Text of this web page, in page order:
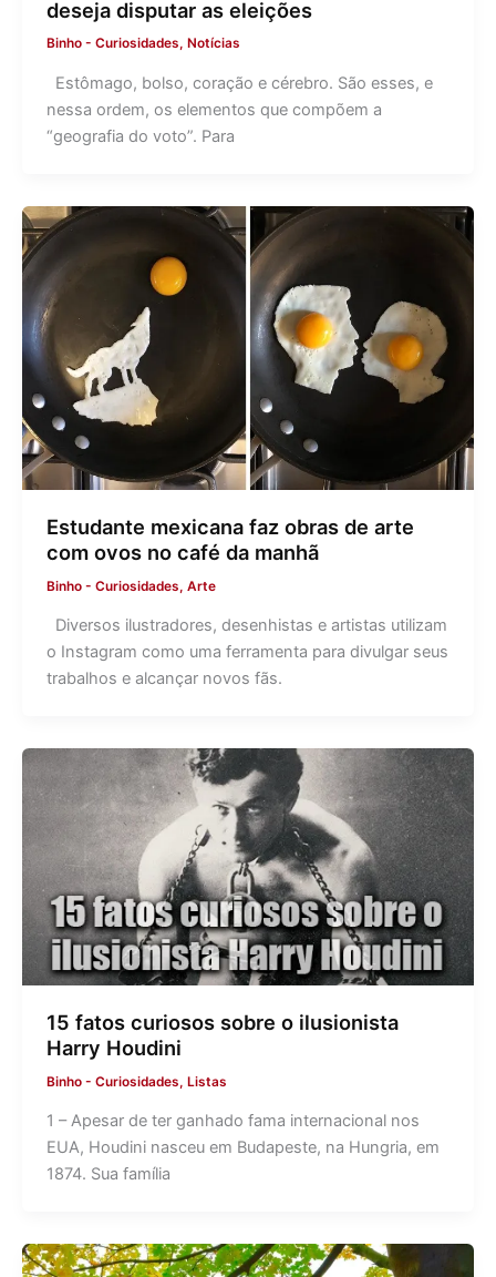
deseja disputar as eleições
Binho - Curiosidades, Notícias
Estômago, bolso, coração e cérebro. São esses, e
nessa ordem, os elementos que compõem a
“geografia do voto”. Para
Estudante mexicana faz obras de arte
com ovos no café da manhã
Binho - Curiosidades, Arte
Diversos ilustradores, desenhistas e artistas utilizam
o Instagram como uma ferramenta para divulgar seus
trabalhos e alcançar novos fãs.
15 fatos curiosos sobre o ilusionista
Harry Houdini
Binho - Curiosidades, Listas
1 – Apesar de ter ganhado fama internacional nos
EUA, Houdini nasceu em Budapeste, na Hungria, em
1874. Sua família